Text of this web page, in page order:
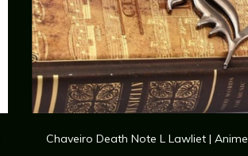
Chaveiro Death Note L Lawliet |